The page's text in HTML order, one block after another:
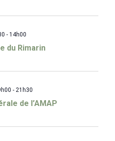
- 14h00
du Rimarin
- 21h30
de l’AMAP